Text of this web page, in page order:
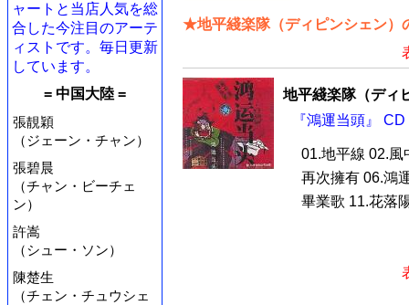
ャートと当店人気を総
合した今注目のアーテ
ィストです。毎日更新
しています。
= 中国大陸 =
張靚穎
（ジェーン・チャン）
張碧晨
（チャン・ビーチェ
ン）
許嵩
（シュー・ソン）
陳楚生
（チェン・チュウシェ
★地平綫楽隊（ディピンシェン）
地平綫楽隊（ディ
『鴻運当頭』
01.地平線 02.風
再次擁有 06.鴻
畢業歌 11.花落